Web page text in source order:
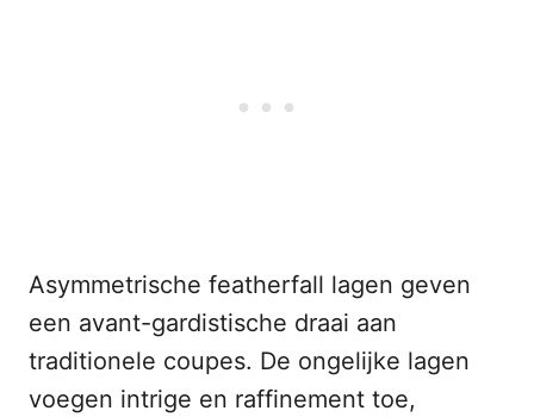
Asymmetrische featherfall lagen geven
een avant-gardistische draai aan
traditionele coupes. De ongelijke lagen
voegen intrige en raffinement toe,